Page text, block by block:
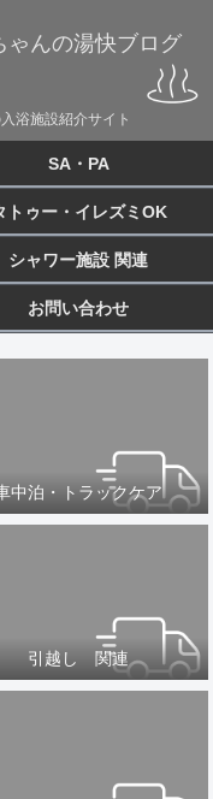
ゃんの湯快ブログ
浴施設紹介サイト
SA・PA
トゥー・イレズミOK
シャワー施設 関連
お問い合わせ
中泊・トラックケア
引越し 関連